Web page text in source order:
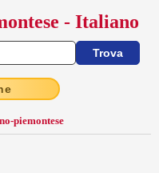
- Italiano
piemontese